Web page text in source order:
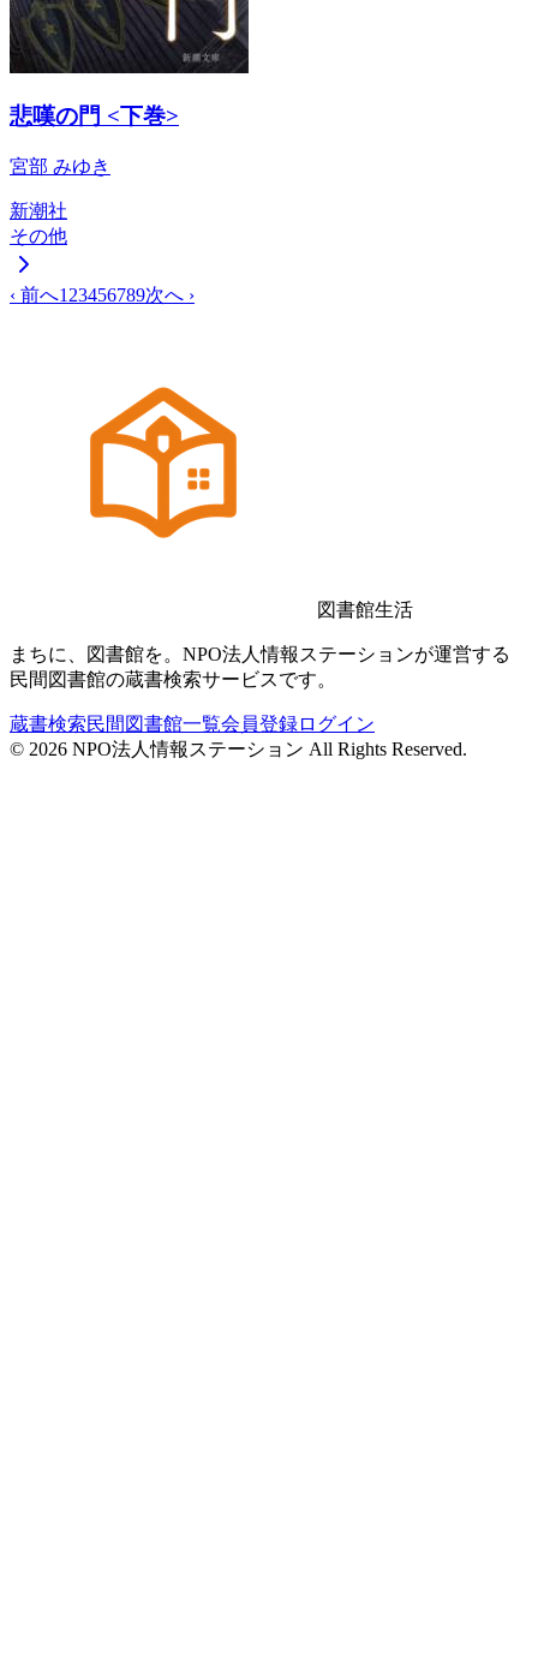
悲嘆の門 <下巻>
宮部 みゆき
新潮社
その他
‹ 前へ1 23456789次へ ›
図書館生活
まちに、図書館を。NPO法人情報ステーションが運営する
民間図書館の蔵書検索サービスです。
蔵書検索民間図書館一覧会員登録ログイン
© 2026 NPO法人情報ステーション All Rights Reserved.